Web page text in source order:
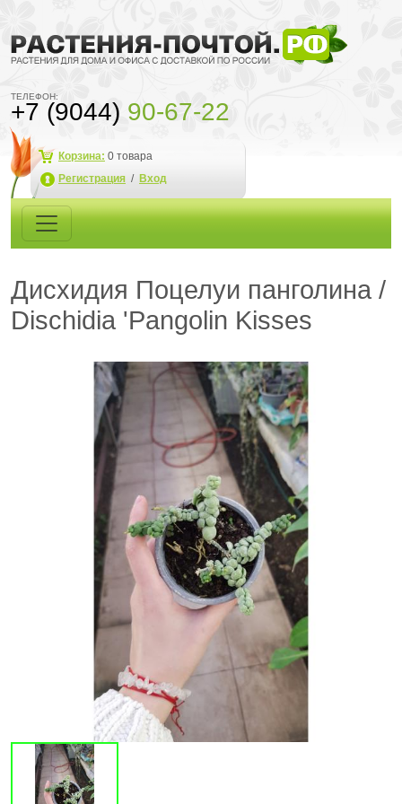
ТЕЛЕФОН:
+7 (9044) 90-67-22
Корзина: 0 товара
Регистрация / Вход
Дисхидия Поцелуи панголина /
Dischidia 'Pangolin Kisses